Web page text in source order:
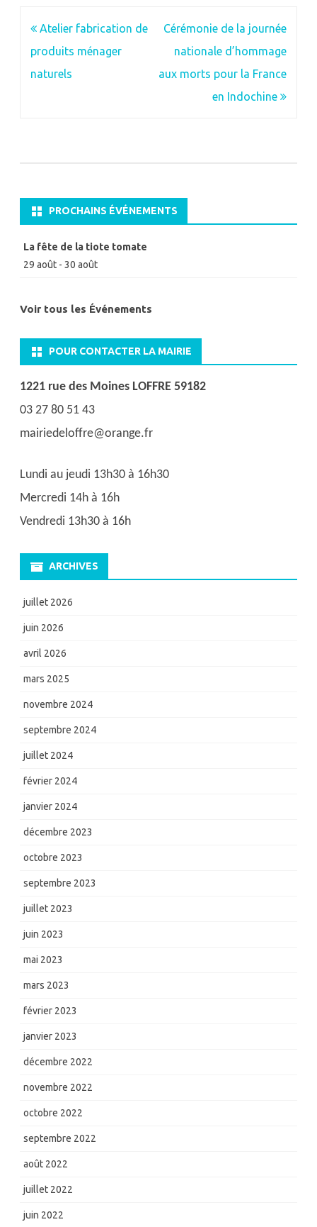
Navigation
de
l’article
Atelier fabrication de
produits ménager
naturels
Cérémonie de la journée
nationale d’hommage
aux morts pour la France
en Indochine
PROCHAINS ÉVÉNEMENTS
La fête de la tiote tomate
29 août - 30 août
Voir tous les Événements
POUR CONTACTER LA MAIRIE
1221 rue des Moines LOFFRE 59182
03 27 80 51 43
mairiedeloffre@orange.fr
Lundi au jeudi 13h30 à 16h30
Mercredi 14h à 16h
Vendredi 13h30 à 16h
ARCHIVES
juillet 2026
juin 2026
avril 2026
mars 2025
novembre 2024
septembre 2024
juillet 2024
février 2024
janvier 2024
décembre 2023
octobre 2023
septembre 2023
juillet 2023
juin 2023
mai 2023
mars 2023
février 2023
janvier 2023
décembre 2022
novembre 2022
octobre 2022
septembre 2022
août 2022
juillet 2022
juin 2022